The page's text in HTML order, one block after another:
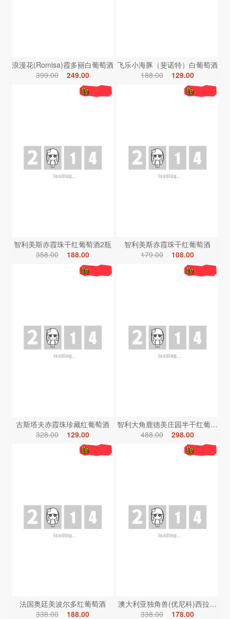
浪漫花(Romisa)霞多丽白葡萄酒
399.00
249.00
飞乐小海豚（斐诺特）白葡萄酒
188.00
129.00
智利美斯赤霞珠干红葡萄酒2瓶
358.00
188.00
智利美斯赤霞珠干红葡萄酒
179.00
108.00
古斯塔夫赤霞珠珍藏红葡萄酒
328.00
129.00
智利大角鹿德美庄园半干红葡萄酒
488.00
298.00
法国奥廷美波尔多红葡萄酒
338.00
188.00
澳大利亚独角兽(优尼科)西拉红葡
338.00
178.00